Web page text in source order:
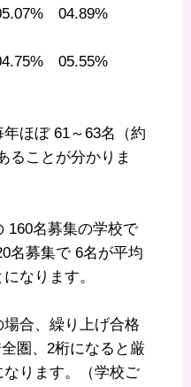
04.89%
05.55%
ほぼ 61～63名（約
ることが分かりま
160名募集の学校で
名募集で 6名が平均
なります。
合、繰り上げ合格
圏、2桁になると厳
ります。（学校ご